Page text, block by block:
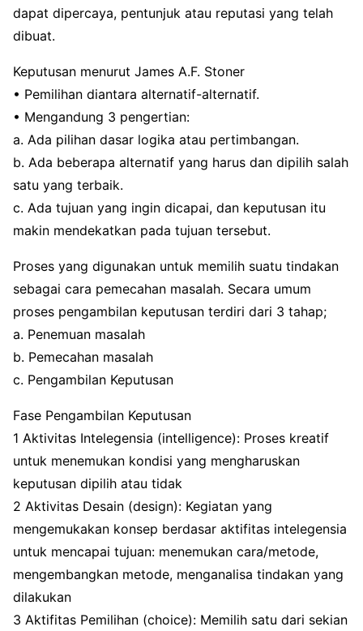
dapat dipercaya, pentunjuk atau reputasi yang telah
dibuat.
Keputusan menurut James A.F. Stoner
• Pemilihan diantara alternatif-alternatif.
• Mengandung 3 pengertian:
a. Ada pilihan dasar logika atau pertimbangan.
b. Ada beberapa alternatif yang harus dan dipilih salah
satu yang terbaik.
c. Ada tujuan yang ingin dicapai, dan keputusan itu
makin mendekatkan pada tujuan tersebut.
Proses yang digunakan untuk memilih suatu tindakan
sebagai cara pemecahan masalah. Secara umum
proses pengambilan keputusan terdiri dari 3 tahap;
a. Penemuan masalah
b. Pemecahan masalah
c. Pengambilan Keputusan
Fase Pengambilan Keputusan
1 Aktivitas Intelegensia (intelligence): Proses kreatif
untuk menemukan kondisi yang mengharuskan
keputusan dipilih atau tidak
2 Aktivitas Desain (design): Kegiatan yang
mengemukakan konsep berdasar aktifitas intelegensia
untuk mencapai tujuan: menemukan cara/metode,
mengembangkan metode, menganalisa tindakan yang
dilakukan
3 Aktifitas Pemilihan (choice): Memilih satu dari sekian